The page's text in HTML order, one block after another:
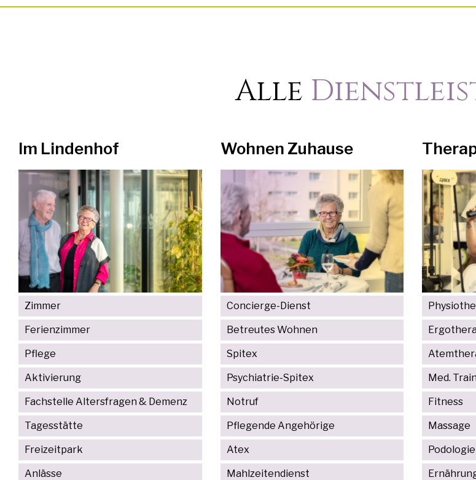
Alle
Im Lindenhof
Zimmer
Ferienzimmer
Pflege
Aktivierung
Fachstelle Altersfragen & Demenz
Tagesstätte
Freizeitpark
Anlässe
Wohnen Zuhause
Concierge-Dienst
Betreutes Wohnen
Spitex
Psychiatrie-Spitex
Notruf
Pflegende Angehörige
Atex
Mahlzeitendienst
Med.
Fitness
Massage
Podologie